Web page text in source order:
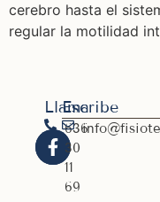
cerebro hasta el
regular la motilidad
Llama
636
30
11
69
Escribe